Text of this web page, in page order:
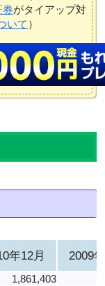
券がタイアップ対
いて ）
年12月 2009
1,861,403